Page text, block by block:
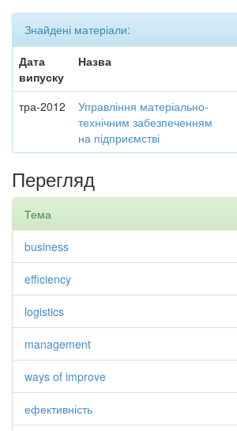
Знайдені матеріали:
Дата
випуску
Назва
тра-2012
Управління матеріально-
технічним забезпеченням
на підприємстві
Перегляд
Тема
business
efficiency
logistics
management
ways of improve
ефективність